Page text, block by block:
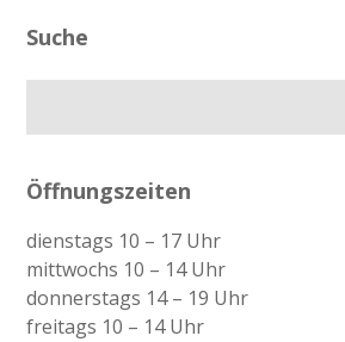
Suche
Öffnungszeiten
dienstags 10 – 17 Uhr
mittwochs 10 – 14 Uhr
donnerstags 14 – 19 Uhr
freitags 10 – 14 Uhr